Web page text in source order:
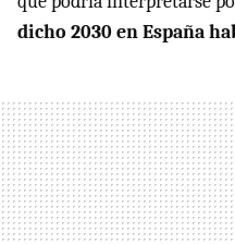
dicho 2030 en España